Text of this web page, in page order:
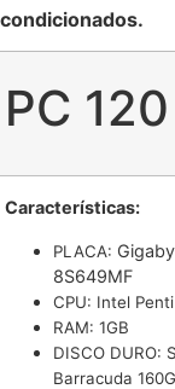
PC
Características:
PLACA:
8S649MF
CPU: Intel
RAM: 1GB
DISCO DURO:
Barracuda